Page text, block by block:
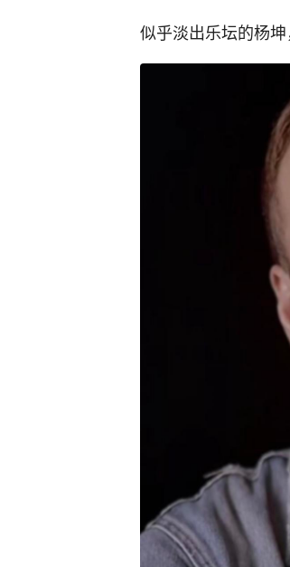
似乎淡出乐坛的杨坤